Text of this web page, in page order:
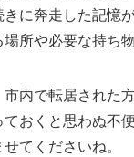
に奔走した記憶
所や必要な持ち
内で転居された
おくと思わぬ不
てくださいね。